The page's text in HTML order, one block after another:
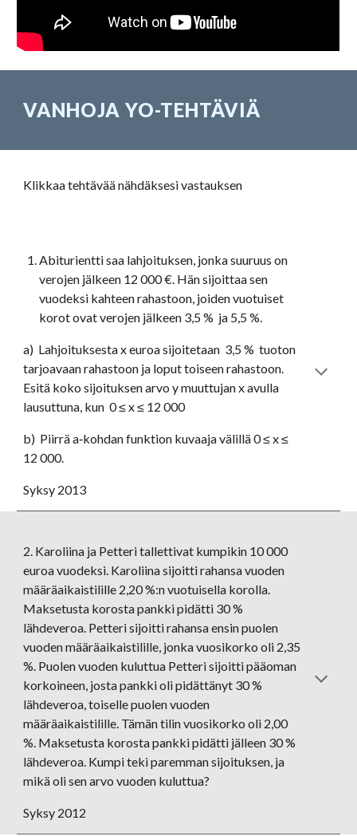
VANHOJA YO-TEHTÄVIÄ
Klikkaa tehtävää nähdäksesi vastauksen
Abiturientti saa lahjoituksen, jonka suuruus on
verojen jälkeen 12 000 €. Hän sijoittaa sen
vuodeksi kahteen rahastoon, joiden vuotuiset
korot ovat verojen jälkeen 3,5 %  ja 5,5 %.
a)  Lahjoituksesta x euroa sijoitetaan  3,5 %  tuoton
tarjoavaan rahastoon ja loput toiseen rahastoon.
Esitä koko sijoituksen arvo y muuttujan x avulla
lausuttuna, kun  0 ≤ x ≤ 12 000
b)  Piirrä a‐kohdan funktion kuvaaja välillä 0 ≤ x ≤
12 000.
Syksy 2013
2. Karoliina ja Petteri tallettivat kumpikin 10 000
euroa vuodeksi. Karoliina sijoitti rahansa vuoden
määräaikaistilille 2,20 %:n vuotuisella korolla.
Maksetusta korosta pankki pidätti 30 %
lähdeveroa. Petteri sijoitti rahansa ensin puolen
vuoden määräaikaistilille, jonka vuosikorko oli 2,35
%. Puolen vuoden kuluttua Petteri sijoitti pääoman
korkoineen, josta pankki oli pidättänyt 30 %
lähdeveroa, toiselle puolen vuoden
määräaikaistilille. Tämän tilin vuosikorko oli 2,00
%. Maksetusta korosta pankki pidätti jälleen 30 %
lähdeveroa. Kumpi teki paremman sijoituksen, ja
mikä oli sen arvo vuoden kuluttua?
Syksy 2012